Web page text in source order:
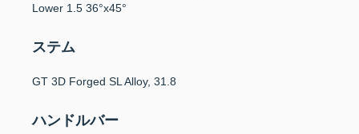
Lower 1.5 36°x45°
ステム
GT 3D Forged SL Alloy, 31.8
ハンドルバー